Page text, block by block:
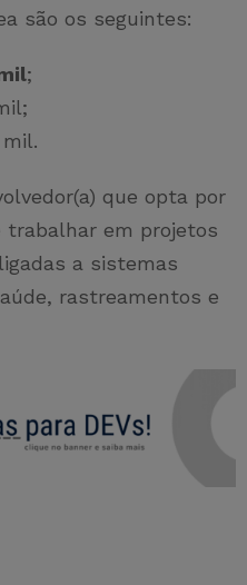
são os seguintes:
;
que opta por
trabalhar em projetos
a sistemas
rastreamentos e